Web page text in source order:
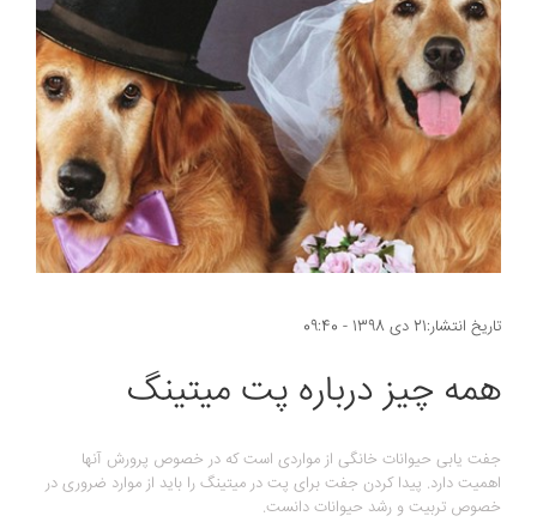
تاریخ انتشار:21 دی 1398 - 09:40
همه چیز درباره پت میتینگ
جفت یابی حیوانات خانگی از مواردی است که در خصوص پرورش آنها
اهمیت دارد. پیدا کردن جفت برای پت در میتینگ را باید از موارد ضروری در
خصوص تربیت و رشد حیوانات دانست.